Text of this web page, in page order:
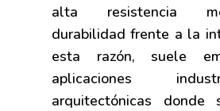
alta resistencia
durabilidad frente a la
esta razón, suele
aplicaciones
arquitectónicas donde